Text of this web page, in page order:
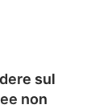
sul
non